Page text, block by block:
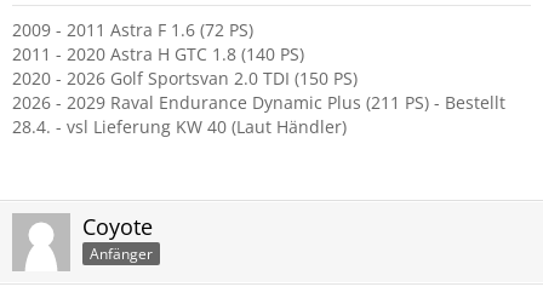
2009 - 2011 Astra F 1.6 (72 PS)
2011 - 2020 Astra H GTC 1.8 (140 PS)
2020 - 2026 Golf Sportsvan 2.0 TDI (150 PS)
2026 - 2029 Raval Endurance Dynamic Plus (211 PS) - Bestellt
28.4. - vsl Lieferung KW 40 (Laut Händler)
Coyote
Anfänger